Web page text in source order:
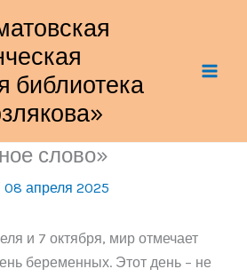
библиотека
слово»
08 апреля 2025
и 7 октября, мир отмечает
беременных. Этот день – не